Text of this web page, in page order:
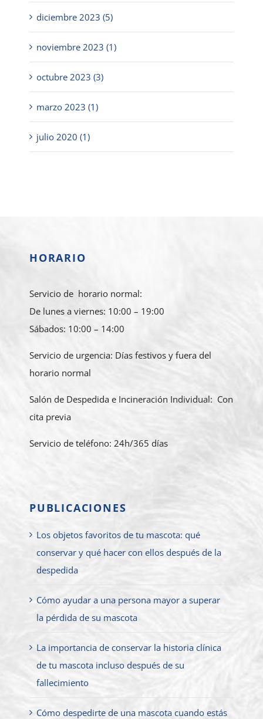
diciembre 2023 (5)
noviembre 2023 (1)
octubre 2023 (3)
marzo 2023 (1)
julio 2020 (1)
HORARIO
Servicio de horario normal:
De lunes a viernes: 10:00 – 19:00
Sábados: 10:00 – 14:00
Servicio de urgencia: Días festivos y fuera del
horario normal
Salón de Despedida e Incineración Individual: Con
cita previa
Servicio de teléfono: 24h/365 días
PUBLICACIONES
Los objetos favoritos de tu mascota: qué
conservar y qué hacer con ellos después de la
despedida
Cómo ayudar a una persona mayor a superar
la pérdida de su mascota
La importancia de conservar la historia clínica
de tu mascota incluso después de su
fallecimiento
Cómo despedirte de una mascota cuando estás